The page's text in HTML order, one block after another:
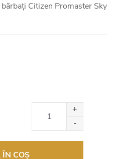
Citizen Promaster Sky
COŞ